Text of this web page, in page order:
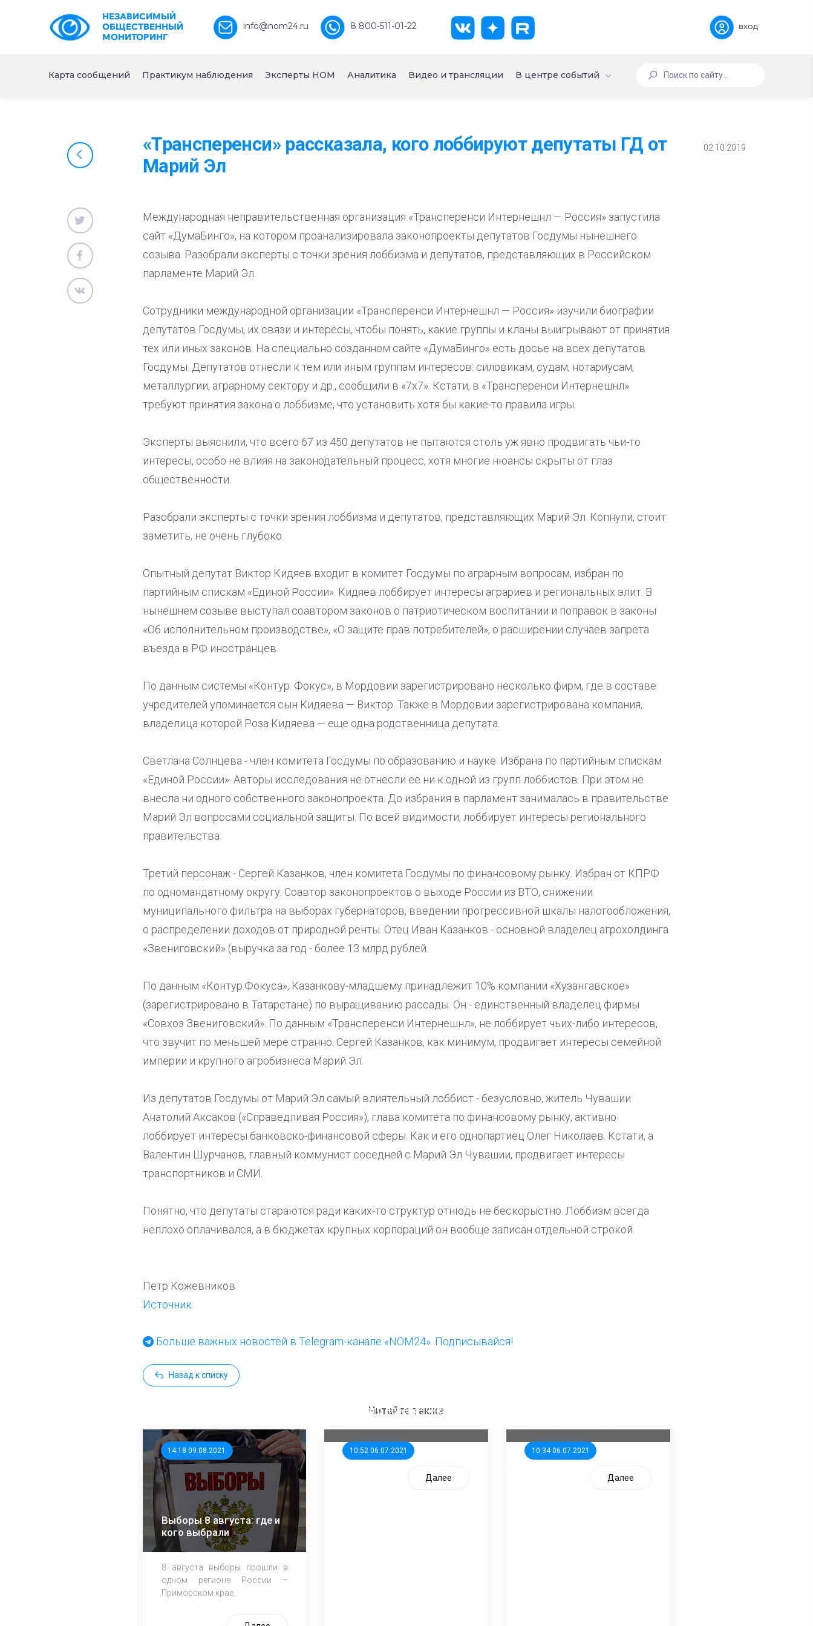
НЕЗАВИСИМЫЙ
ОБЩЕСТВЕННЫЙ
МОНИТОРИНГ
info@nom24.ru 8 800-511-01-22 вход
Карта сообщений Практикум наблюдения Эксперты НОМ Аналитика Видео и трансляции В центре событий
«Трансперенси» рассказала, кого лоббируют депутаты ГД от
Марий Эл
02.10.2019
Международная неправительственная организация «Трансперенси Интернешнл — Россия» запустила
сайт «ДумаБинго», на котором проанализировала законопроекты депутатов Госдумы нынешнего
созыва. Разобрали эксперты с точки зрения лоббизма и депутатов, представляющих в Российском
парламенте Марий Эл.
Сотрудники международной организации «Трансперенси Интернешнл — Россия» изучили биографии
депутатов Госдумы, их связи и интересы, чтобы понять, какие группы и кланы выигрывают от принятия
тех или иных законов. На специально созданном сайте «ДумаБинго» есть досье на всех депутатов
Госдумы. Депутатов отнесли к тем или иным группам интересов: силовикам, судам, нотариусам,
металлургии, аграрному сектору и др., сообщили в «7х7». Кстати, в «Трансперенси Интернешнл»
требуют принятия закона о лоббизме, что установить хотя бы какие-то правила игры.
Эксперты выяснили, что всего 67 из 450 депутатов не пытаются столь уж явно продвигать чьи-то
интересы, особо не влияя на законодательный процесс, хотя многие нюансы скрыты от глаз
общественности.
Разобрали эксперты с точки зрения лоббизма и депутатов, представляющих Марий Эл. Копнули, стоит
заметить, не очень глубоко.
Опытный депутат Виктор Кидяев входит в комитет Госдумы по аграрным вопросам, избран по
партийным спискам «Единой России». Кидяев лоббирует интересы аграриев и региональных элит. В
нынешнем созыве выступал соавтором законов о патриотическом воспитании и поправок в законы
«Об исполнительном производстве», «О защите прав потребителей», о расширении случаев запрета
въезда в РФ иностранцев.
По данным системы «Контур. Фокус», в Мордовии зарегистрировано несколько фирм, где в составе
учредителей упоминается сын Кидяева — Виктор. Также в Мордовии зарегистрирована компания,
владелица которой Роза Кидяева — еще одна родственница депутата.
Светлана Солнцева - член комитета Госдумы по образованию и науке. Избрана по партийным спискам
«Единой России». Авторы исследования не отнесли ее ни к одной из групп лоббистов. При этом не
внесла ни одного собственного законопроекта. До избрания в парламент занималась в правительстве
Марий Эл вопросами социальной защиты. По всей видимости, лоббирует интересы регионального
правительства.
Третий персонаж - Сергей Казанков, член комитета Госдумы по финансовому рынку. Избран от КПРФ
по одномандатному округу. Соавтор законопроектов о выходе России из ВТО, снижении
муниципального фильтра на выборах губернаторов, введении прогрессивной шкалы налогообложения,
о распределении доходов от природной ренты. Отец Иван Казанков - основной владелец агрохолдинга
«Звениговский» (выручка за год - более 13 млрд рублей.
По данным «Контур.Фокуса», Казанкову-младшему принадлежит 10% компании «Хузангавское»
(зарегистрировано в Татарстане) по выращиванию рассады. Он - единственный владелец фирмы
«Совхоз Звениговский». По данным «Трансперенси Интернешнл», не лоббирует чьих-либо интересов,
что звучит по меньшей мере странно. Сергей Казанков, как минимум, продвигает интересы семейной
империи и крупного агробизнеса Марий Эл.
Из депутатов Госдумы от Марий Эл самый влиятельный лоббист - безусловно, житель Чувашии
Анатолий Аксаков («Справедливая Россия»), глава комитета по финансовому рынку, активно
лоббирует интересы банковско-финансовой сферы. Как и его однопартиец Олег Николаев. Кстати, а
Валентин Шурчанов, главный коммунист соседней с Марий Эл Чувашии, продвигает интересы
транспортников и СМИ.
Понятно, что депутаты стараются ради каких-то структур отнюдь не бескорыстно. Лоббизм всегда
неплохо оплачивался, а в бюджетах крупных корпораций он вообще записан отдельной строкой.
Петр Кожевников
Источник
Больше важных новостей в Telegram-канале «NOM24». Подписывайся!
Назад к списку
Читайте также
14:18 09.08.2021
Выборы 8 августа: где и
кого выбрали
8 августа выборы прошли в
одном регионе России –
Приморском крае.
10:52 06.07.2021
единого перевозчика для
Далее
10:34 06.07.2021
Далее